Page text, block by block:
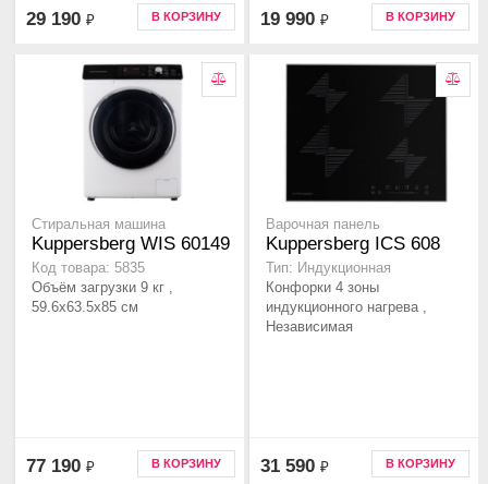
29 190 ₽ В КОРЗИНУ 19 990 ₽ В КОРЗИНУ
Стиральная машина
Kuppersberg WIS 60149
Код товара: 5835
Объём загрузки 9 кг ,
59.6x63.5x85 см
77 190 ₽ В КОРЗИНУ
Варочная панель
Kuppersberg ICS 608
Тип: Индукционная
Конфорки 4 зоны
индукционного нагрева ,
Независимая
31 590 ₽ В КОРЗИНУ